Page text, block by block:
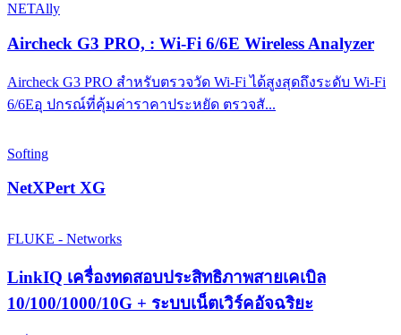
NETAlly
Aircheck G3 PRO, : Wi-Fi 6/6E Wireless Analyzer
Aircheck G3 PRO สำหรับตรวจวัด Wi-Fi ได้สูงสุดถึงระดับ Wi-Fi
6/6Eอุ ปกรณ์ที่คุ้มค่าราคาประหยัด ตรวจสั...
Softing
NetXPert XG
FLUKE - Networks
LinkIQ เครื่องทดสอบประสิทธิภาพสายเคเบิล
10/100/1000/10G + ระบบเน็ตเวิร์คอัจฉริยะ